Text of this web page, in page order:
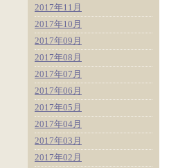
2017年11月
2017年10月
2017年09月
2017年08月
2017年07月
2017年06月
2017年05月
2017年04月
2017年03月
2017年02月